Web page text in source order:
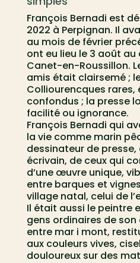
François Bernadi est
2022 à Perpignan. Il
au mois de février
ont eu lieu le 3 août
Canet-en-Roussillon.
amis était clairsemé ;
Colliourencques rares,
confondus ; la presse
facilité ou ignorance.
François Bernadi qui
la vie comme marin
dessinateur de
écrivain, de ceux qui
d’une œuvre unique,
entre barques et
village natal, celui de
Il était aussi le peintre
gens ordinaires de
entre mar i mont,
aux couleurs vives,
douloureux sur des